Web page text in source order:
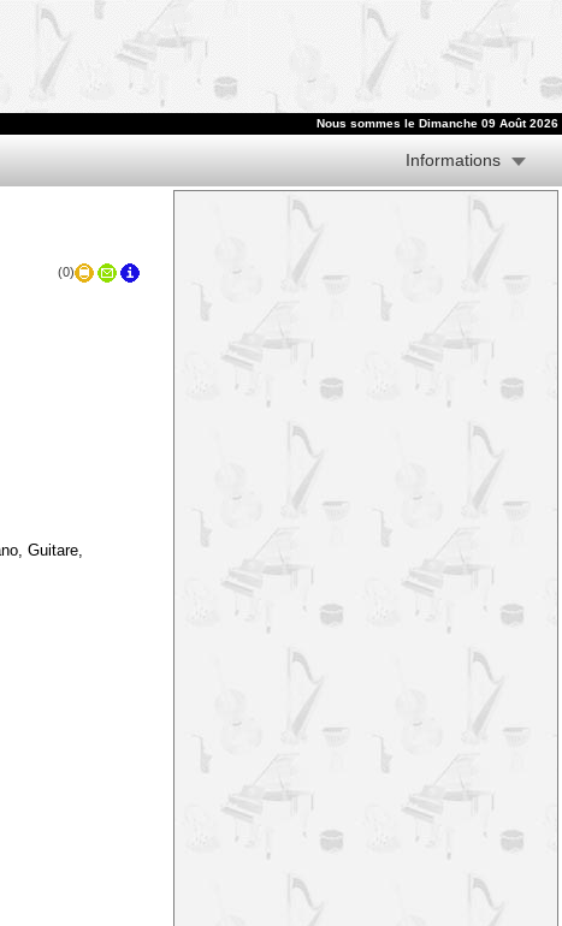
Nous sommes le Dimanche 09 Août 2026
Informations
(0)
Guitare,